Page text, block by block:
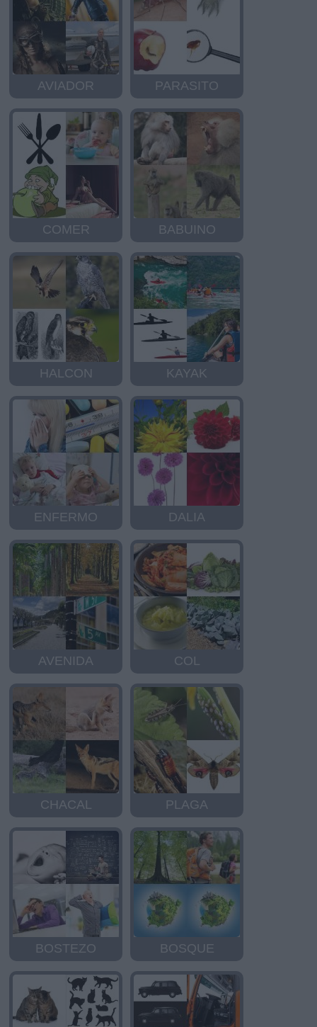
AVIADOR PARASITO
COMER BABUINO
HALCON KAYAK
ENFERMO DALIA
AVENIDA COL
CHACAL PLAGA
BOSTEZO BOSQUE